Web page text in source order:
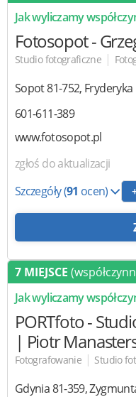
Jak wyliczamy
Fotosopot-
Studio fotograficzne |
Sopot81-752,
601-611-389
www.fotosopot.pl
zgłoś do aktualizacji
Szczegóły(91 ocen)
7 MIEJSCE
Jak wyliczamy
PORTfoto-
| Piotr
Fotografowanie | Studio
Gdynia81-359,